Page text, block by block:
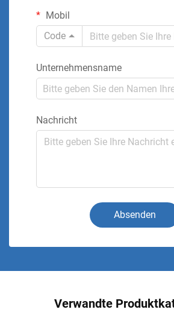
Mobil
Code
Unternehmensname
Nachricht
Absenden
Verwandte